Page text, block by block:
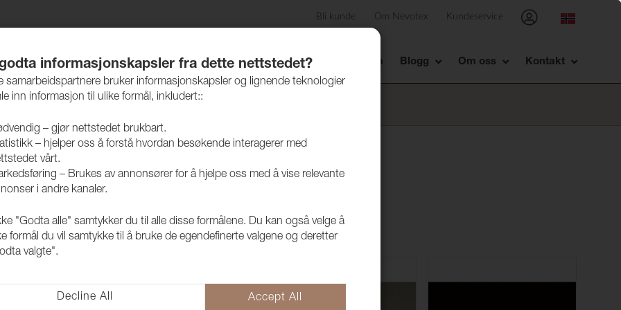
Bli kunde Om Nevotex Kundeservice
Produkter Vedlikehold Bærekraft Case Showrom Blogg Om oss Kontakt
i naturmaterialer Linvev natur
informasjonskapsler fra dette nettstedet?
samarbeidspartnere bruker informasjonskapsler og lignende teknologier
inn informasjon til ulike formål, inkludert::
– gjør nettstedet brukbart.
– hjelper oss å forstå hvordan besøkende interagerer med
vårt.
– Brukes av annonsører for å hjelpe oss med å vise relevante
i andre kanaler.
"Godta alle" samtykker du til alle disse formålene. Du kan også velge å
formål du vil samtykke til å bruke de egendefinerte valgene og deretter
valgte".
Decline All Accept All